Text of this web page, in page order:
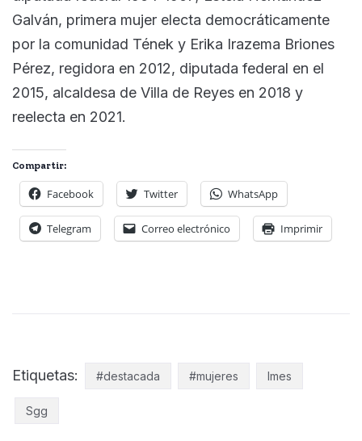
Galván, primera mujer electa democráticamente
por la comunidad Tének y Erika Irazema Briones
Pérez, regidora en 2012, diputada federal en el
2015, alcaldesa de Villa de Reyes en 2018 y
reelecta en 2021.
Compartir:
Facebook Twitter WhatsApp
Telegram Correo electrónico Imprimir
Etiquetas: #destacada #mujeres Imes
Sgg